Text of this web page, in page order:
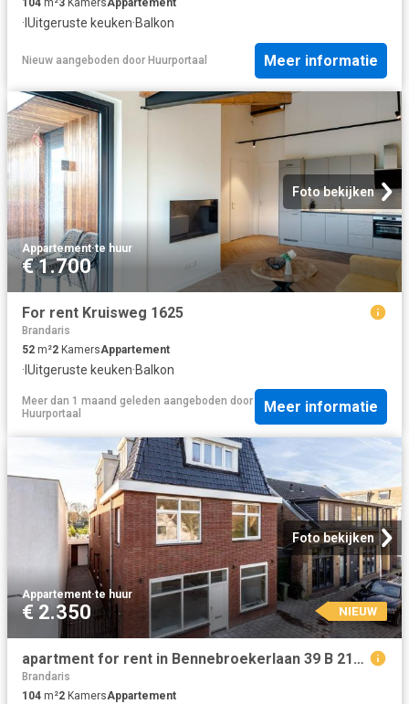
104 m²3 KamersAppartement
· IUitgeruste keuken·Balkon
Nieuw aangeboden door Huurportaal Meer informatie
Foto bekijken
Appartement·te huur
€ 1.700
For rent Kruisweg 1625
Brandaris
52 m²2 KamersAppartement
· IUitgeruste keuken·Balkon
Meer dan 1 maand geleden aangeboden door
Huurportaal
Meer informatie
Foto bekijken
Appartement·te huur
€ 2.350 NIEUW
apartment for rent in Bennebroekerlaan 39 B 2121GR Bloemendaal Villawijk Het Duin Bennebroek
Brandaris
104 m²2 KamersAppartement